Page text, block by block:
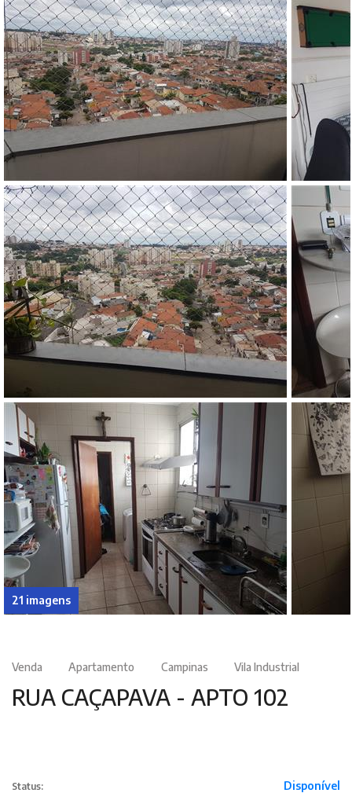
21 imagens
Venda Apartamento Campinas Vila Industrial
RUA CAÇAPAVA - APTO 102
Status: Disponível